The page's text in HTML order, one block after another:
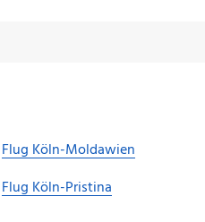
Flug Köln-Moldawien
Flug Köln-Pristina